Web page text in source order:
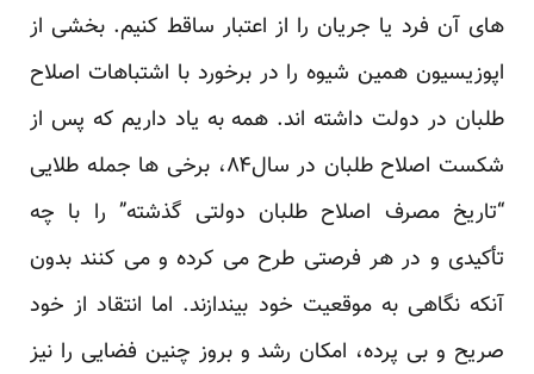
های آن فرد یا جریان را از اعتبار ساقط کنیم. بخشی از
اپوزیسیون همین شیوه را در برخورد با اشتباهات اصلاح
طلبان در دولت داشته اند. همه به یاد داریم که پس از
شکست اصلاح طلبان در سال۸۴، برخی ها جمله طلایی
“تاریخ مصرف اصلاح طلبان دولتی گذشته” را با چه
تأکیدی و در هر فرصتی طرح می کرده و می کنند بدون
آنکه نگاهی به موقعیت خود بیندازند. اما انتقاد از خود
صریح و بی پرده، امکان رشد و بروز چنین فضایی را نیز